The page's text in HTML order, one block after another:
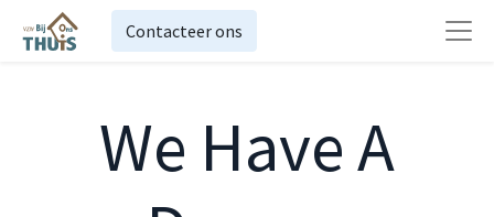
Contacteer ons
We Have A